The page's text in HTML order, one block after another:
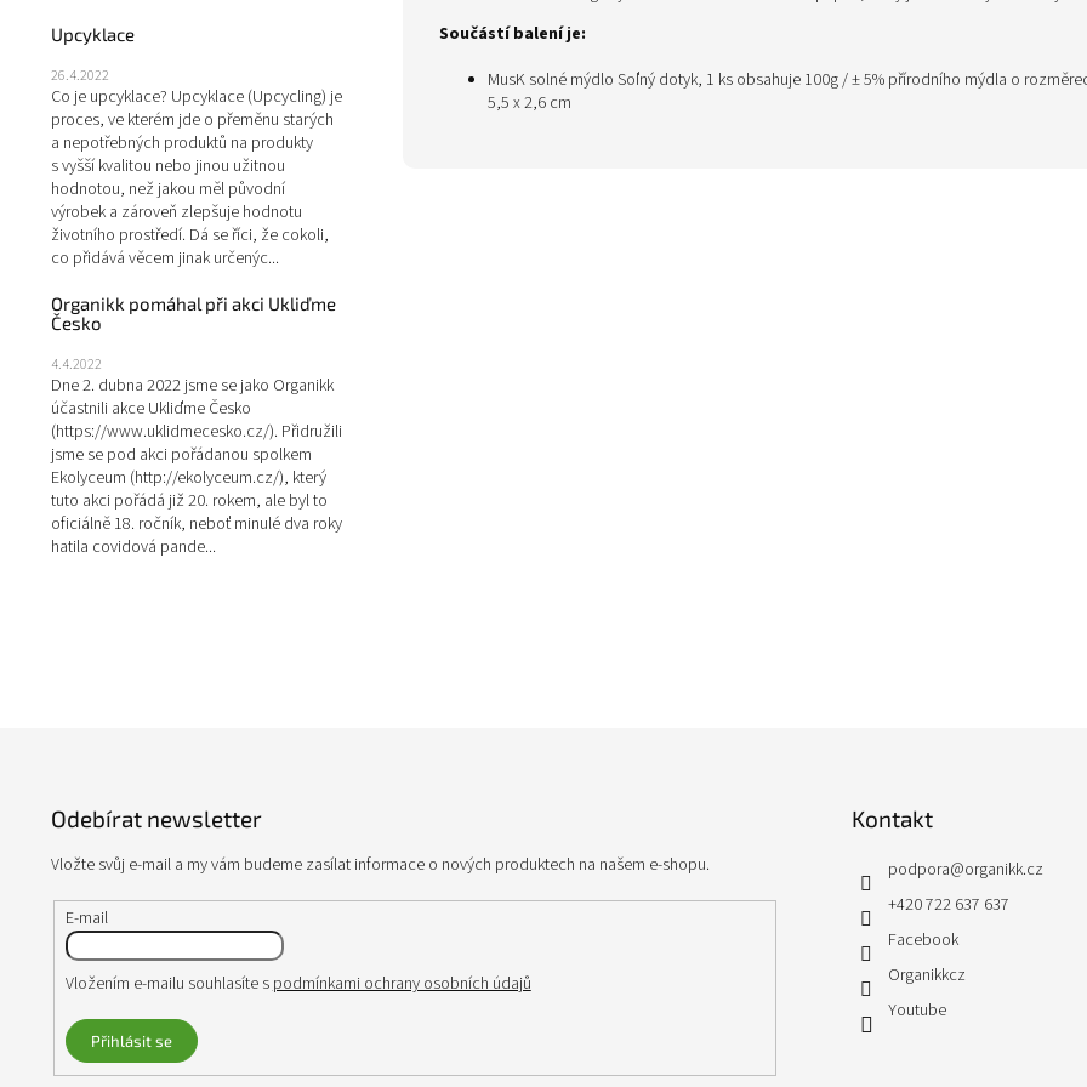
Upcyklace
26.4.2022
Co je upcyklace? Upcyklace (Upcycling) je
proces, ve kterém jde o přeměnu starých
a nepotřebných produktů na produkty
s vyšší kvalitou nebo jinou užitnou
hodnotou, než jakou měl původní
výrobek a zároveň zlepšuje hodnotu
životního prostředí. Dá se říci, že cokoli,
co přidává věcem jinak určenýc...
Organikk pomáhal při akci Ukliďme
Česko
4.4.2022
Dne 2. dubna 2022 jsme se jako Organikk
účastnili akce Ukliďme Česko
(https://www.uklidmecesko.cz/). Přidružili
jsme se pod akci pořádanou spolkem
Ekolyceum (http://ekolyceum.cz/), který
tuto akci pořádá již 20. rokem, ale byl to
oficiálně 18. ročník, neboť minulé dva roky
hatila covidová pande...
Součástí balení je:
MusK solné mýdlo Soľný dotyk, 1 ks obsahuje 100g / ± 5% přírodního mýdla o
5,5 x 2,6 cm
Odebírat newsletter
Vložte svůj e-mail a my vám budeme zasílat informace o nových produktech na našem e-shopu.
E-mail
Vložením e-mailu souhlasíte s podmínkami ochrany osobních údajů
Přihlásit se
Kontakt
podpora@organikk.cz
+420 722 637 637
Facebook
Organikkcz
Youtube